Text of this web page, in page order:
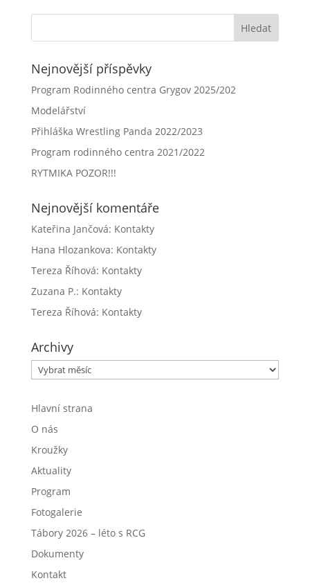
Nejnovější příspěvky
Program Rodinného centra Grygov 2025/202
Modelářství
Přihláška Wrestling Panda 2022/2023
Program rodinného centra 2021/2022
RYTMIKA POZOR!!!
Nejnovější komentáře
Kateřina Jančová: Kontakty
Hana Hlozankova: Kontakty
Tereza Říhová: Kontakty
Zuzana P.: Kontakty
Tereza Říhová: Kontakty
Archivy
Archivy
Hlavní strana
O nás
Kroužky
Aktuality
Program
Fotogalerie
Tábory 2026 – léto s RCG
Dokumenty
Kontakt